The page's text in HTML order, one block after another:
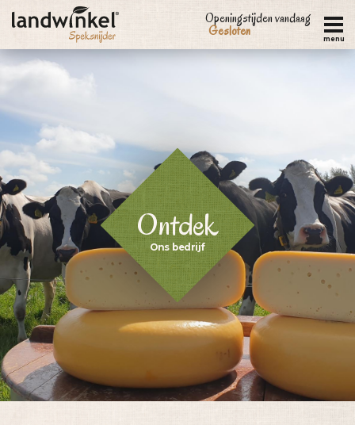
Overslaan
en
naar
inhoud
gaan
menu
Openingstijden vandaag
Gesloten
Ontdek
Ons bedrijf